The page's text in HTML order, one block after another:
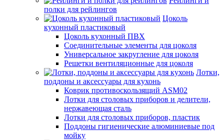
полки для рейлингов
Цоколь
кухонный пластиковый
Цоколь кухонный ПВХ
Соединительные элементы для цоколя
Универсальное закругление для цоколя
Решетки вентиляционные для цоколя
Лотки,
поддоны и аксессуары для кухонь
Коврик противоскользящий ASM02
Лотки для столовых приборов и делители,
нержавеющая сталь
Лотки для столовых приборов, пластик
Поддоны гигиенические алюминиевые под
мойку